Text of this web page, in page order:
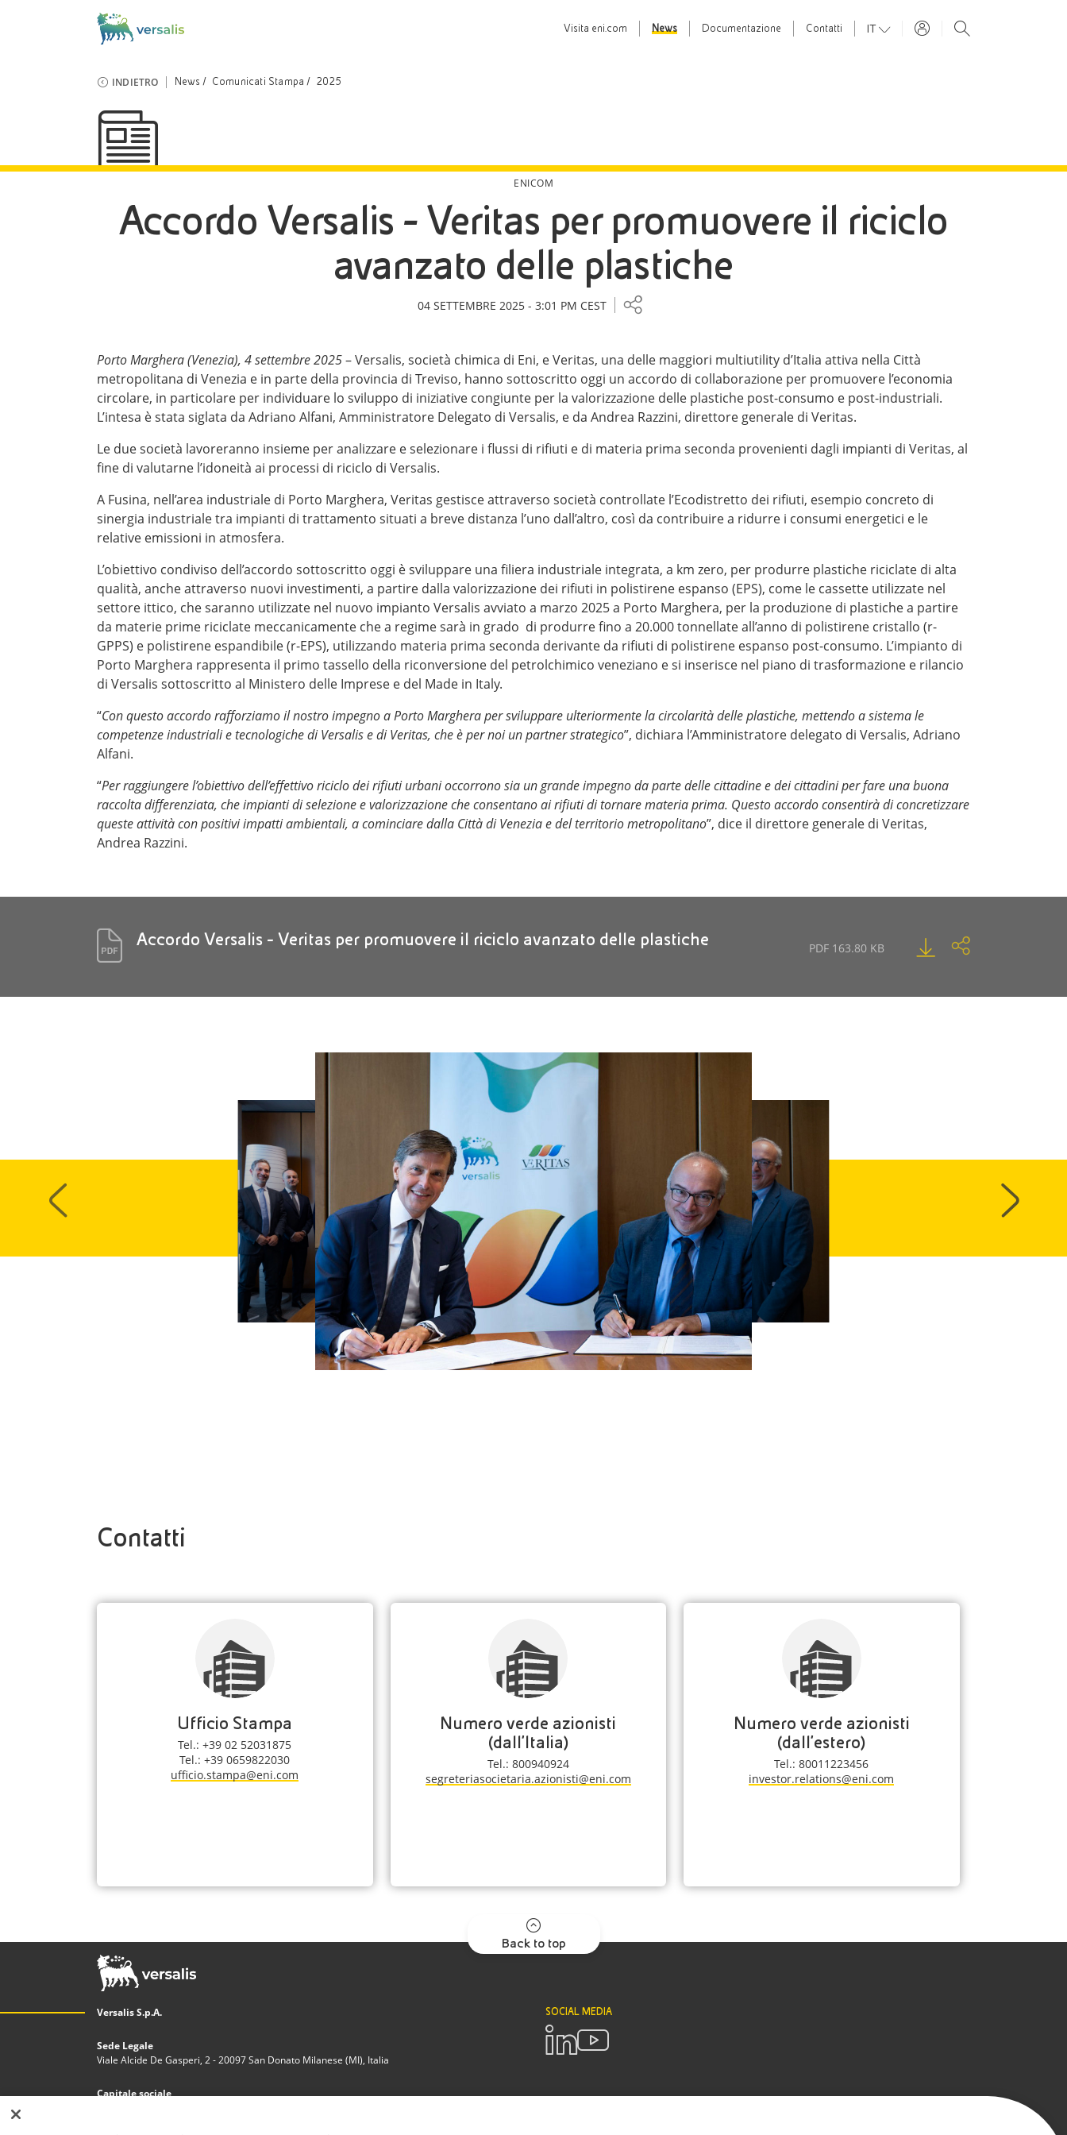
Visita eni.com News Documentazione Contatti IT
INDIETRO News Comunicati Stampa 2025
ENICOM
Accordo Versalis - Veritas per promuovere il riciclo
avanzato delle plastiche
04 SETTEMBRE 2025 - 3:01 PM CEST
Porto Marghera (Venezia), 4 settembre 2025– Versalis, società chimica di Eni, e Veritas, una delle maggiori multiutility d’Italia attiva nella Città
metropolitana di Venezia e in parte della provincia di Treviso, hanno sottoscritto oggi un accordo di collaborazione per promuovere l’economia
circolare, in particolare per individuare lo sviluppo di iniziative congiunte per la valorizzazione delle plastiche post-consumo e post-industriali.
L’intesa è stata siglata da Adriano Alfani, Amministratore Delegato di Versalis, e da Andrea Razzini, direttore generale di Veritas.
Le due società lavoreranno insieme per analizzare e selezionare i flussi di rifiuti e di materia prima seconda provenienti dagli impianti di Veritas, al
fine di valutarne l’idoneità ai processi di riciclo di Versalis.
A Fusina, nell’area industriale di Porto Marghera, Veritas gestisce attraverso società controllate l’Ecodistretto dei rifiuti, esempio concreto di
sinergia industriale tra impianti di trattamento situati a breve distanza l’uno dall’altro, così da contribuire a ridurre i consumi energetici e le
relative emissioni in atmosfera.
L’obiettivo condiviso dell’accordo sottoscritto oggi è sviluppare una filiera industriale integrata, a km zero, per produrre plastiche riciclate di alta
qualità, anche attraverso nuovi investimenti, a partire dalla valorizzazione dei rifiuti in polistirene espanso (EPS), come le cassette utilizzate nel
settore ittico, che saranno utilizzate nel nuovo impianto Versalis avviato a marzo 2025 a Porto Marghera, per la produzione di plastiche a partire
da materie prime riciclate meccanicamente che a regime sarà in grado di produrre fino a 20.000 tonnellate all’anno di polistirene cristallo (r-
GPPS) e polistirene espandibile (r-EPS), utilizzando materia prima seconda derivante da rifiuti di polistirene espanso post-consumo. L’impianto di
Porto Marghera rappresenta il primo tassello della riconversione del petrolchimico veneziano e si inserisce nel piano di trasformazione e rilancio
di Versalis sottoscritto al Ministero delle Imprese e del Made in Italy.
“Con questo accordo rafforziamo il nostro impegno a Porto Marghera per sviluppare ulteriormente la circolarità delle plastiche, mettendo a sistema le
competenze industriali e tecnologiche di Versalis e di Veritas, che è per noi un partner strategico”, dichiara l’Amministratore delegato di Versalis, Adriano
Alfani.
“Per raggiungere l’obiettivo dell’effettivo riciclo dei rifiuti urbani occorrono sia un grande impegno da parte delle cittadine e dei cittadini per fare una buona
raccolta differenziata, che impianti di selezione e valorizzazione che consentano ai rifiuti di tornare materia prima. Questo accordo consentirà di concretizzare
queste attività con positivi impatti ambientali, a cominciare dalla Città di Venezia e del territorio metropolitano”, dice il direttore generale di Veritas,
Andrea Razzini.
Accordo Versalis - Veritas per promuovere il riciclo avanzato delle plastiche PDF 163.80 KB
Contatti
Ufficio Stampa
Tel.: +39 02 52031875
Tel.: +39 0659822030
ufficio.stampa@eni.com
Numero verde azionisti
(dall'Italia)
Tel.: 800940924
segreteriasocietaria.azionisti@eni.com
Numero verde azionisti
(dall'estero)
Tel.: 80011223456
investor.relations@eni.com
Back to top
Versalis S.p.A.
Sede Legale
Viale Alcide De Gasperi, 2 - 20097 San Donato Milanese (MI), Italia
Capitale sociale
SOCIAL MEDIA